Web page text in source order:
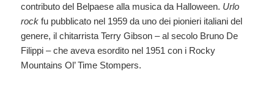
contributo del Belpaese alla musica da Halloween. Urlo
rock fu pubblicato nel 1959 da uno dei pionieri italiani del
genere, il chitarrista Terry Gibson – al secolo Bruno De
Filippi – che aveva esordito nel 1951 con i Rocky
Mountains Ol’ Time Stompers.